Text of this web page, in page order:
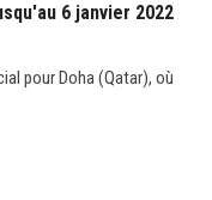
6 janvier 2022
pour Doha (Qatar), où